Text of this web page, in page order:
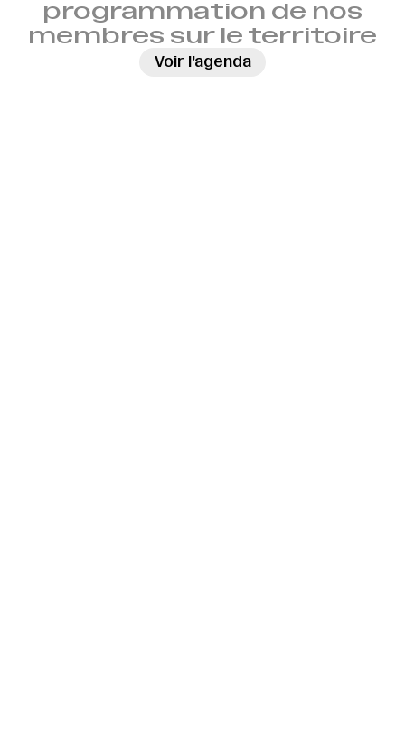
programmation de nos
membres sur le territoire
Voir l’agenda